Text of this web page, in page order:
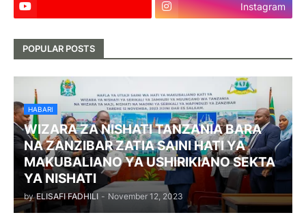
Instagram
POPULAR POSTS
HABARI
WIZARA ZA NISHATI TANZANIA BARA
NA ZANZIBAR ZATIA SAINI HATI YA
MAKUBALIANO YA USHIRIKIANO SEKTA
YA NISHATI
by ELISAFI FADHILI - November 12, 2023